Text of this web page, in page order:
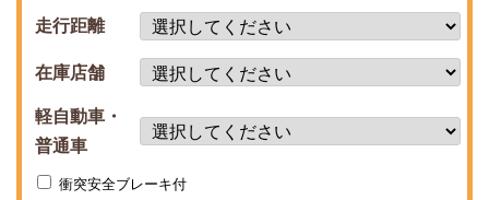
走行距離
在庫店舗
軽自動車・
普通車
衝突安全ブレーキ付